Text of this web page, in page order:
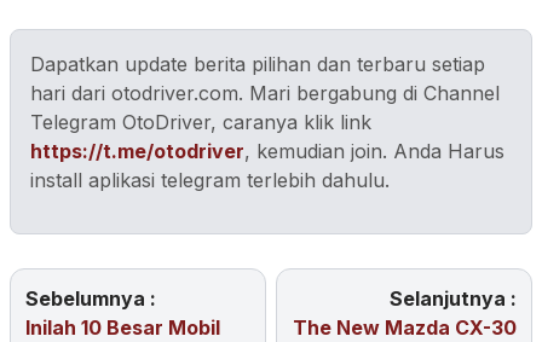
Dapatkan update berita pilihan dan terbaru setiap
hari dari otodriver.com. Mari bergabung di Channel
Telegram OtoDriver, caranya klik link
https://t.me/otodriver, kemudian join. Anda Harus
install aplikasi telegram terlebih dahulu.
Sebelumnya :
Inilah 10 Besar Mobil
Selanjutnya :
The New Mazda CX-30